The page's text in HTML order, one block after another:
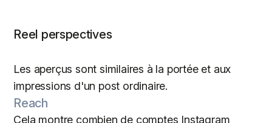
Reel perspectives
Les aperçus sont similaires à la portée et aux
impressions d'un post ordinaire.
Reach
Cela montre combien de comptes Instagram